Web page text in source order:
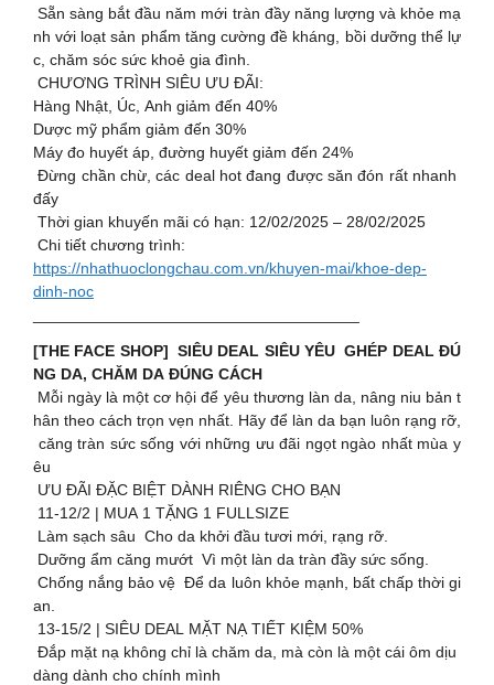
Sẵn sàng bắt đầu năm mới tràn đầy năng lượng và khỏe mạ
nh với loạt sản phẩm tăng cường đề kháng, bồi dưỡng thể lự
c, chăm sóc sức khoẻ gia đình.
CHƯƠNG TRÌNH SIÊU ƯU ĐÃI:
Hàng Nhật, Úc, Anh giảm đến 40%
Dược mỹ phẩm giảm đến 30%
Máy đo huyết áp, đường huyết giảm đến 24%
Đừng chần chừ, các deal hot đang được săn đón rất nhanh
đấy
Thời gian khuyến mãi có hạn: 12/02/2025 – 28/02/2025
Chi tiết chương trình:
https://nhathuoclongchau.com.vn/khuyen-mai/khoe-dep-
dinh-noc
[THE FACE SHOP] SIÊU DEAL SIÊU YÊU GHÉP DEAL ĐÚ
NG DA, CHĂM DA ĐÚNG CÁCH
Mỗi ngày là một cơ hội để yêu thương làn da, nâng niu bản t
hân theo cách trọn vẹn nhất. Hãy để làn da bạn luôn rạng rỡ,
căng tràn sức sống với những ưu đãi ngọt ngào nhất mùa y
êu
ƯU ĐÃI ĐẶC BIỆT DÀNH RIÊNG CHO BẠN
11-12/2 | MUA 1 TẶNG 1 FULLSIZE
Làm sạch sâu Cho da khởi đầu tươi mới, rạng rỡ.
Dưỡng ẩm căng mướt Vì một làn da tràn đầy sức sống.
️ Chống nắng bảo vệ Để da luôn khỏe mạnh, bất chấp thời gi
an.
13-15/2 | SIÊU DEAL MẶT NẠ TIẾT KIỆM 50%
Đắp mặt nạ không chỉ là chăm da, mà còn là một cái ôm dịu
dàng dành cho chính mình